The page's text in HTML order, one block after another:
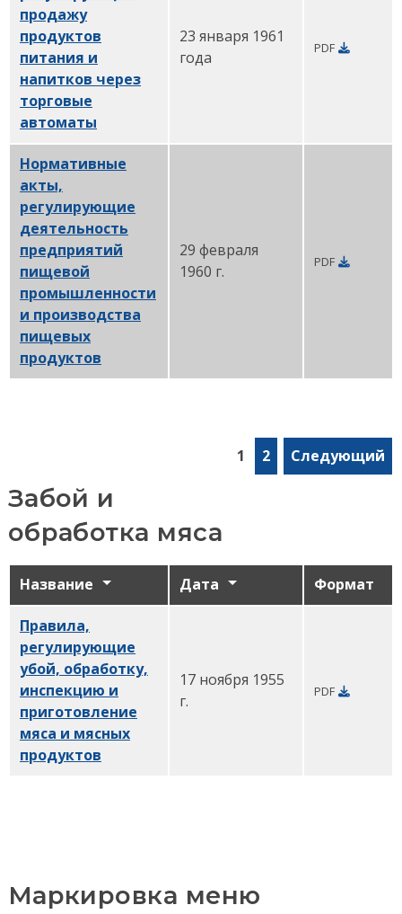
продажу
продуктов
питания и
напитков через
торговые
автоматы
23 января 1961
года
PDF
Нормативные
акты,
регулирующие
деятельность
предприятий
пищевой
промышленности
и производства
пищевых
продуктов
29 февраля
1960 г.
PDF
1 2 Следующий
Забой и
обработка мяса
Название Дата Формат
Правила,
регулирующие
убой, обработку,
инспекцию и
приготовление
мяса и мясных
продуктов
17 ноября 1955
г.
PDF
Маркировка меню